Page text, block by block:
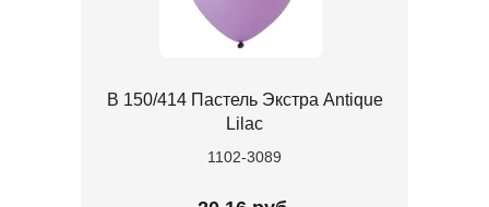
В 150/414 Пастель Экстра Antique
Lilac
1102-3089